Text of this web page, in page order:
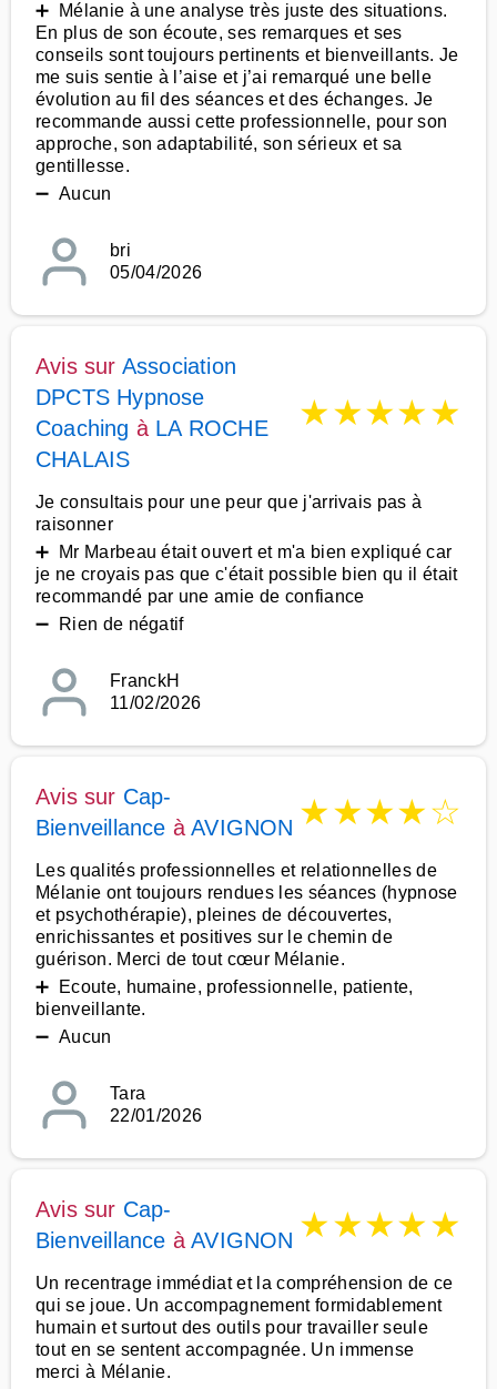
➕ Mélanie à une analyse très juste des situations.
En plus de son écoute, ses remarques et ses
conseils sont toujours pertinents et bienveillants. Je
me suis sentie à l’aise et j’ai remarqué une belle
évolution au fil des séances et des échanges. Je
recommande aussi cette professionnelle, pour son
approche, son adaptabilité, son sérieux et sa
gentillesse.
➖ Aucun
bri
05/04/2026
Avis sur Association
DPCTS Hypnose
Coaching à LA ROCHE
CHALAIS
★★★★★
Je consultais pour une peur que j'arrivais pas à
raisonner
➕ Mr Marbeau était ouvert et m'a bien expliqué car
je ne croyais pas que c'était possible bien qu il était
recommandé par une amie de confiance
➖ Rien de négatif
FranckH
11/02/2026
Avis sur Cap-
Bienveillance àAVIGNON ★★★★☆
Les qualités professionnelles et relationnelles de
Mélanie ont toujours rendues les séances (hypnose
et psychothérapie), pleines de découvertes,
enrichissantes et positives sur le chemin de
guérison. Merci de tout cœur Mélanie.
➕ Ecoute, humaine, professionnelle, patiente,
bienveillante.
➖ Aucun
Tara
22/01/2026
Avis sur Cap-
Bienveillance àAVIGNON ★★★★★
Un recentrage immédiat et la compréhension de ce
qui se joue. Un accompagnement formidablement
humain et surtout des outils pour travailler seule
tout en se sentent accompagnée. Un immense
merci à Mélanie.